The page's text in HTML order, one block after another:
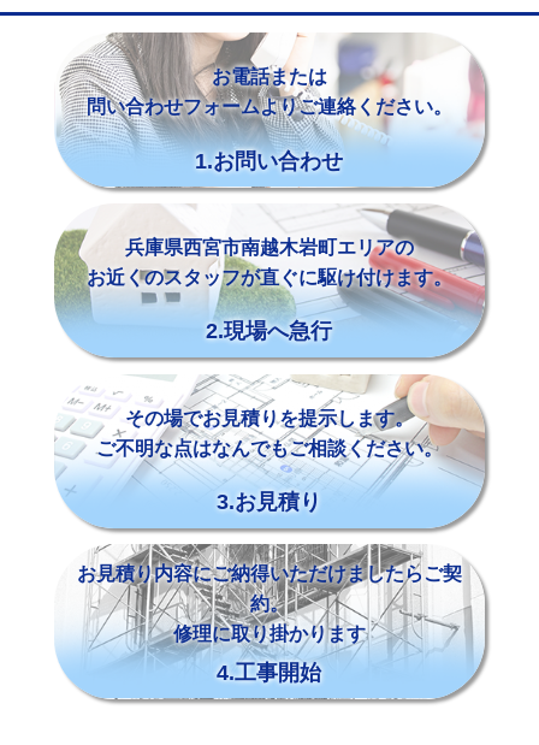
お電話または
問い合わせフォームよりご連絡ください。
1.お問い合わせ
兵庫県西宮市南越木岩町エリアの
お近くのスタッフが直ぐに駆け付けます。
2.現場へ急行
その場でお見積りを提示します。
ご不明な点はなんでもご相談ください。
3.お見積り
お見積り内容にご納得いただけましたらご契
約。
修理に取り掛かります
4.工事開始